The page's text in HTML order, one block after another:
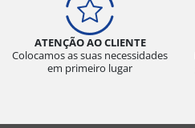
ATENÇÃO AO CLIENTE
Colocamos as suas necessidades
em primeiro lugar